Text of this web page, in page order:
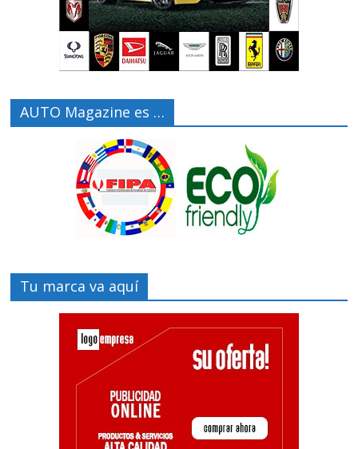
AUTO Magazine es …
Tu marca va aquí